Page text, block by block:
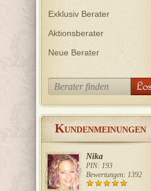
Exklusiv Berater
Aktionsberater
Neue Berater
KUNDENMEINUNGEN
Nika
PIN: 193
Bewertungen: 1392